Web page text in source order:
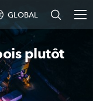
GLOBAL
plutôt